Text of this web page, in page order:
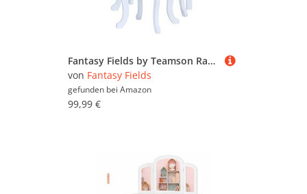
Fantasy Fields by Teamson Rapunzel Kinder Schminktisch Schminkset Mit Spiegel, Schubladen & Stuhl Hocker Für Kinder Weiß TD-12851B
von Fantasy Fields
gefunden bei Amazon
99,99 €